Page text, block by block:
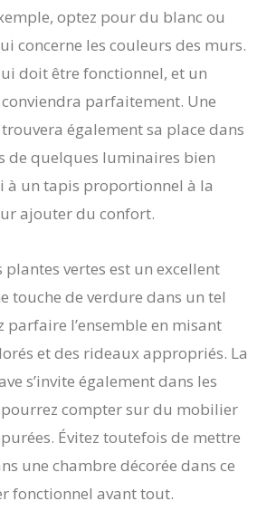
optez pour du blanc ou
concerne les couleurs des murs.
doit être fonctionnel, et un
parfaitement. Une
également sa place dans
de quelques luminaires bien
à un tapis proportionnel à la
ajouter du confort.
plantes vertes est un excellent
touche de verdure dans un tel
parfaire l’ensemble en misant
et des rideaux appropriés. La
s’invite également dans les
pourrez compter sur du mobilier
Évitez toutefois de mettre
une chambre décorée dans ce
fonctionnel avant tout.